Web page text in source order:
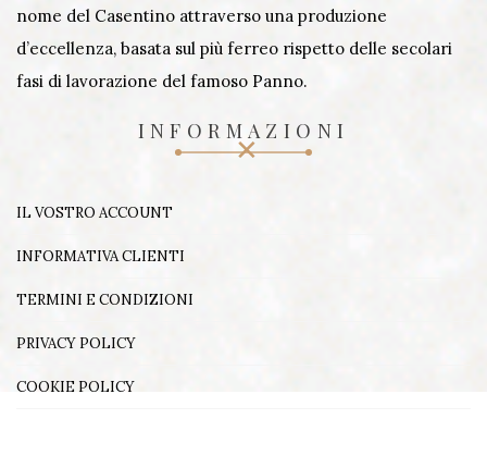
nome del Casentino attraverso una produzione
d’eccellenza, basata sul più ferreo rispetto delle secolari
fasi di lavorazione del famoso Panno.
INFORMAZIONI
IL VOSTRO ACCOUNT
INFORMATIVA CLIENTI
TERMINI E CONDIZIONI
PRIVACY POLICY
COOKIE POLICY